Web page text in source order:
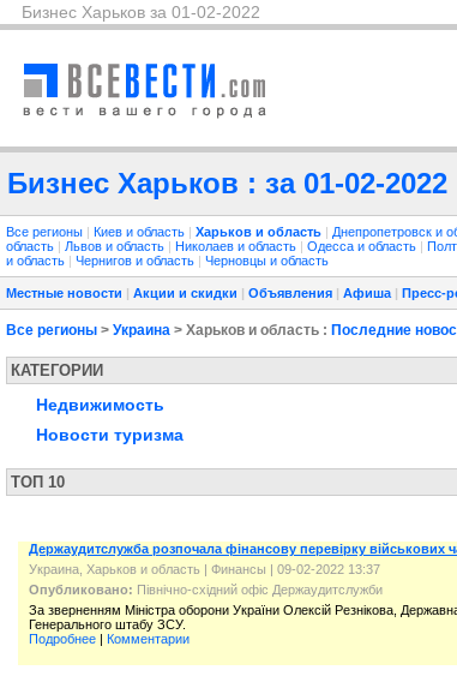
Бизнес Харьков за 01-02-2022
Бизнес Харьков : за 01-02-2022
Все регионы | Киев и область | Харьков и область | Днепропетровск и
область | Львов и область | Николаев и область | Одесса и область |
и область | Чернигов и область | Черновцы и область
Местные новости | Акции и скидки | Объявления | Афиша | Пресс-
Все регионы > Украина > Харьков и область : Последние
КАТЕГОРИИ
Недвижимость
Новости туризма
ТОП 10
Держаудитслужба розпочала фінансову перевірку військових
Украина, Харьков и область | Финансы | 09-02-2022 13:37
Опубликовано: Північно-східний офіс Держаудитслужби
За зверненням Міністра оборони України Олексій Резнікова,
Генерального штабу ЗСУ.
Подробнее | Комментарии